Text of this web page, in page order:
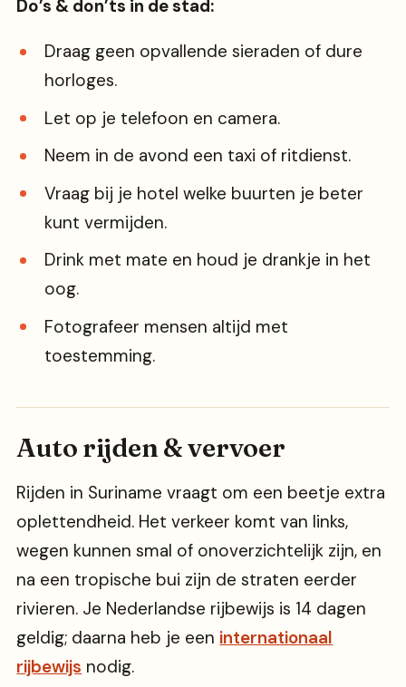
Do’s & don’ts in de stad:
Draag geen opvallende sieraden of dure
horloges.
Let op je telefoon en camera.
Neem in de avond een taxi of ritdienst.
Vraag bij je hotel welke buurten je beter
kunt vermijden.
Drink met mate en houd je drankje in het
oog.
Fotografeer mensen altijd met
toestemming.
Auto rijden & vervoer
Rijden in Suriname vraagt om een beetje extra
oplettendheid. Het verkeer komt van links,
wegen kunnen smal of onoverzichtelijk zijn, en
na een tropische bui zijn de straten eerder
rivieren. Je Nederlandse rijbewijs is 14 dagen
geldig; daarna heb je een internationaal
rijbewijs nodig.